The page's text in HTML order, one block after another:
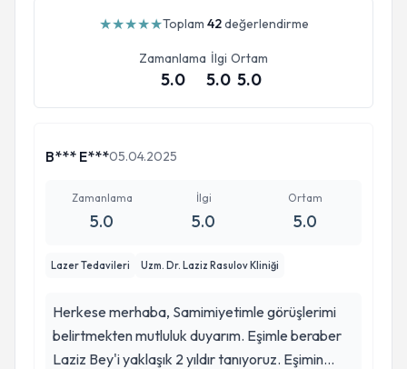
★★★★★Toplam 42değerlendirme
Zamanlama
5.0
İlgi
5.0
Ortam
5.0
B*** E***05.04.2025
Zamanlama
5.0
İlgi
5.0
Ortam
5.0
Lazer Tedavileri Uzm. Dr. Laziz Rasulov Kliniği
Herkese merhaba, Samimiyetimle görüşlerimi
belirtmekten mutluluk duyarım. Eşimle beraber
Laziz Bey'i yaklaşık 2 yıldır tanıyoruz. Eşimin